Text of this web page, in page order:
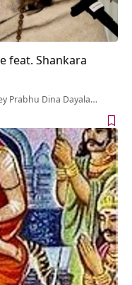
feat. Shankara
Prabhu Dina Dayala…